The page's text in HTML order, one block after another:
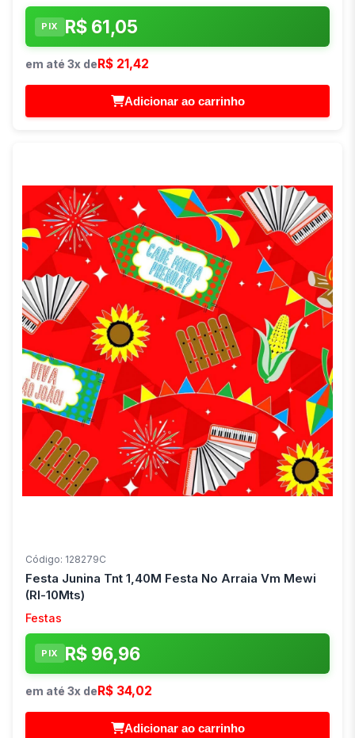
PIX R$ 61,05
em até 3x de R$ 21,42
Adicionar ao carrinho
Código: 128279C
Festa Junina Tnt 1,40M Festa No Arraia Vm Mewi
(Rl-10Mts)
Festas
PIX R$ 96,96
em até 3x deR$ 34,02
Adicionar ao carrinho